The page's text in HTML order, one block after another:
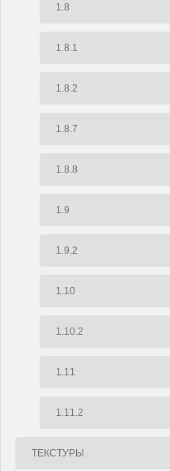
1.8
1.8.1
1.8.2
1.8.7
1.8.8
1.9
1.9.2
1.10
1.10.2
1.11
1.11.2
ТЕКСТУРЫ